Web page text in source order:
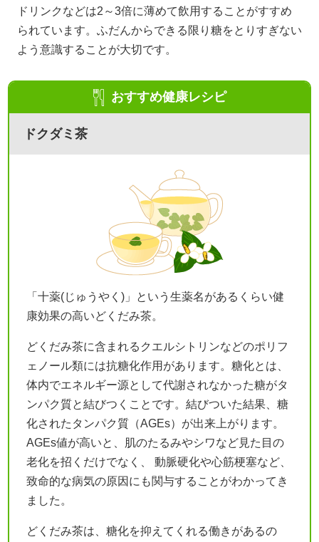
ドリンクなどは2～3倍に薄めて飲用することがすすめ
られています。ふだんからできる限り糖をとりすぎない
よう意識することが大切です。
おすすめ健康レシピ
ドクダミ茶
「十薬(じゅうやく)」という生薬名があるくらい健
康効果の高いどくだみ茶。
どくだみ茶に含まれるクエルシトリンなどのポリフ
ェノール類には抗糖化作用があります。糖化とは、
体内でエネルギー源として代謝されなかった糖がタ
ンパク質と結びつくことです。結びついた結果、糖
化されたタンパク質（AGEs）が出来上がります。
AGEs値が高いと、肌のたるみやシワなど見た目の
老化を招くだけでなく、 動脈硬化や心筋梗塞など、
致命的な病気の原因にも関与することがわかってき
ました。
どくだみ茶は、糖化を抑えてくれる働きがあるの